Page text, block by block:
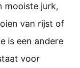
mooiste jurk,
van rijst of
is een andere
voor